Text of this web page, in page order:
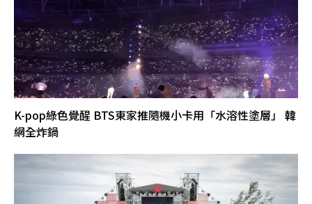
K-pop綠色覺醒 BTS東家推隨機小卡用「水溶性塗層」 韓
網全炸鍋